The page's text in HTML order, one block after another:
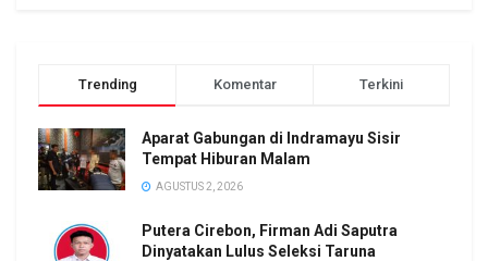
Trending Komentar Terkini
Aparat Gabungan di Indramayu Sisir
Tempat Hiburan Malam
AGUSTUS 2, 2026
Putera Cirebon, Firman Adi Saputra
Dinyatakan Lulus Seleksi Taruna